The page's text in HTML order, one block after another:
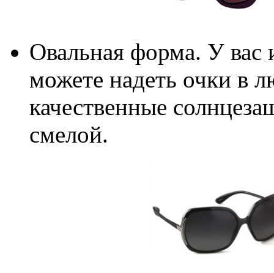
Овальная форма. У вас
можете надеть очки в
качественные
смелой.